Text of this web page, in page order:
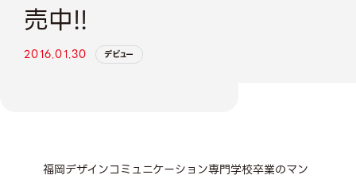
売中!!
2016.01.30 デビュー
福岡デザインコミュニケーション専門学校卒業のマン